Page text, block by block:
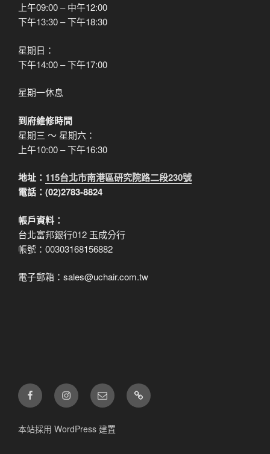
上午09:00 – 中午12:00
下午13:30 – 下午18:30
星期日：
下午14:00 – 下午17:00
星期一休息
到府維修時間
星期三 ～ 星期六：
上午10:00 – 下午16:30
地址： 115台北市南港區研究院路二段230號
電話：(02)2783-8824
帳戶資料：
台北富邦銀行012 玉成分行
帳號：00303168156882
電子郵箱：sales@uchair.com.tw
FB IG
電
子
郵
件
LINE
本站採用 WordPress 建置